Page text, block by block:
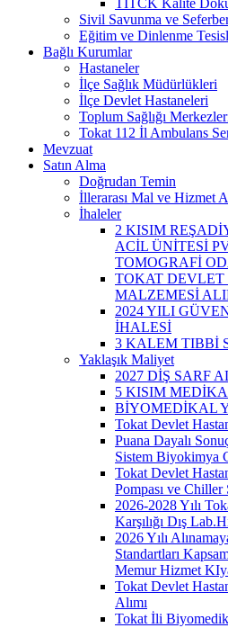
Sivil Savunma ve
Eğitim ve Dinlenme
Bağlı Kurumlar
Hastaneler
İlçe Sağlık Müdürlükleri
İlçe Devlet Hastaneleri
Toplum Sağlığı
Tokat 112 İl Ambulans
Mevzuat
Satın Alma
Doğrudan Temin
İllerarası Mal ve Hizmet
İhaleler
2 KISIM
ACİL ÜNİTESİ
TOMOGRAFİ
TOKAT DEVLET
MALZEMESİ
2024 YILI
İHALESİ
3 KALEM TIBBİ
Yaklaşık Maliyet
2027 DİŞ SARF
5 KISIM
BİYOMEDİKAL
Tokat Devlet
Puana Dayalı
Sistem Biyokimya
Tokat Devlet
Pompası ve Chiller
2026-2028 Yılı
Karşılığı Dış
2026 Yılı
Standartları
Memur Hizmet
Tokat Devlet
Alımı
Tokat İli